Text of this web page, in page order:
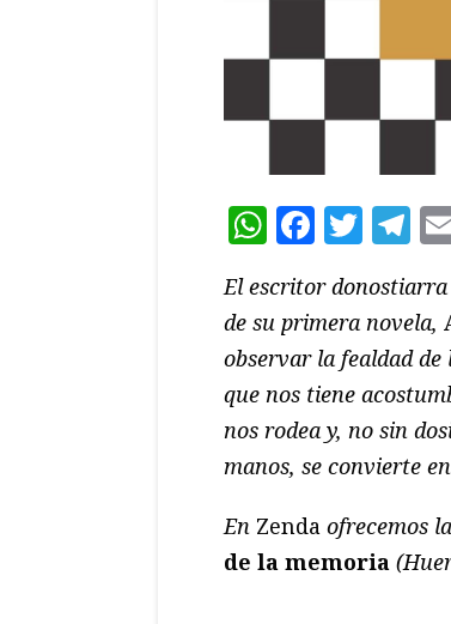
El escritor donostiarra
de su primera novela,
observar la fealdad
que nos tiene
nos rodea y, no sin
manos, se convierte
En Zenda ofrecemos
de la memoria